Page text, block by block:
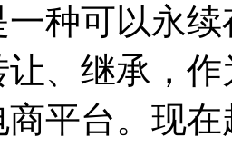
种可以永
让、继承，
平台。现